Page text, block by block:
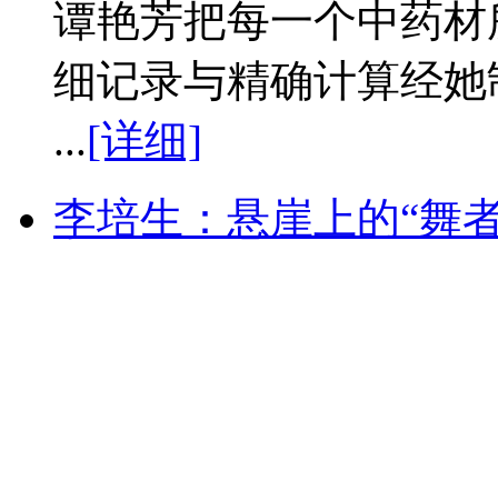
谭艳芳把每一个中药
细记录与精确计算经
...[详细]
李培生：悬崖上的“舞